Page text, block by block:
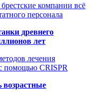
компании всё
персонала
древнего
лет
лечения
помощью CRISPR
возрастные